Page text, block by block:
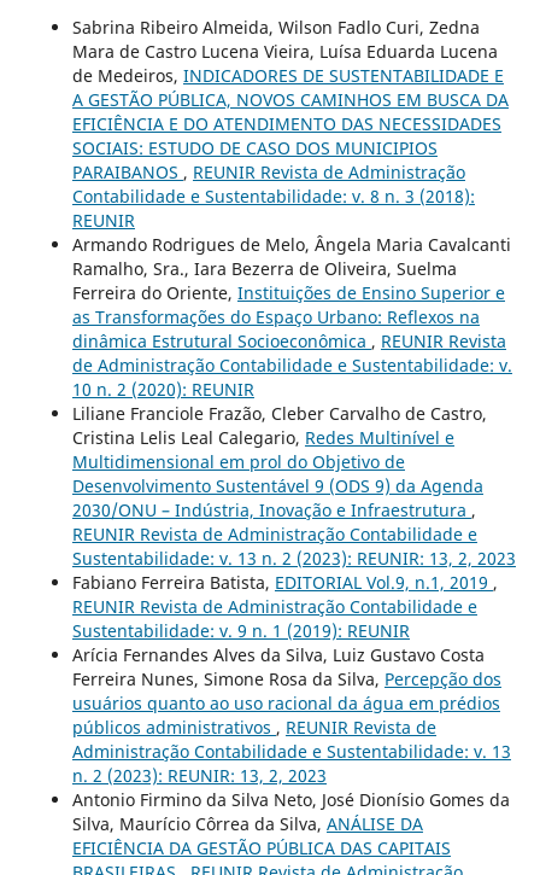
Sabrina Ribeiro Almeida, Wilson Fadlo Curi, Zedna
Mara de Castro Lucena Vieira, Luísa Eduarda Lucena
de Medeiros, INDICADORES DE SUSTENTABILIDADE E
A GESTÃO PÚBLICA, NOVOS CAMINHOS EM BUSCA DA
EFICIÊNCIA E DO ATENDIMENTO DAS NECESSIDADES
SOCIAIS: ESTUDO DE CASO DOS MUNICIPIOS
PARAIBANOS , REUNIR Revista de Administração
Contabilidade e Sustentabilidade: v. 8 n. 3 (2018):
REUNIR
Armando Rodrigues de Melo, Ângela Maria Cavalcanti
Ramalho, Sra., Iara Bezerra de Oliveira, Suelma
Ferreira do Oriente, Instituições de Ensino Superior e
as Transformações do Espaço Urbano: Reflexos na
dinâmica Estrutural Socioeconômica , REUNIR Revista
de Administração Contabilidade e Sustentabilidade: v.
10 n. 2 (2020): REUNIR
Liliane Franciole Frazão, Cleber Carvalho de Castro,
Cristina Lelis Leal Calegario, Redes Multinível e
Multidimensional em prol do Objetivo de
Desenvolvimento Sustentável 9 (ODS 9) da Agenda
2030/ONU – Indústria, Inovação e Infraestrutura ,
REUNIR Revista de Administração Contabilidade e
Sustentabilidade: v. 13 n. 2 (2023): REUNIR: 13, 2, 2023
Fabiano Ferreira Batista, EDITORIAL Vol.9, n.1, 2019 ,
REUNIR Revista de Administração Contabilidade e
Sustentabilidade: v. 9 n. 1 (2019): REUNIR
Arícia Fernandes Alves da Silva, Luiz Gustavo Costa
Ferreira Nunes, Simone Rosa da Silva, Percepção dos
usuários quanto ao uso racional da água em prédios
públicos administrativos , REUNIR Revista de
Administração Contabilidade e Sustentabilidade: v. 13
n. 2 (2023): REUNIR: 13, 2, 2023
Antonio Firmino da Silva Neto, José Dionísio Gomes da
Silva, Maurício Côrrea da Silva, ANÁLISE DA
EFICIÊNCIA DA GESTÃO PÚBLICA DAS CAPITAIS